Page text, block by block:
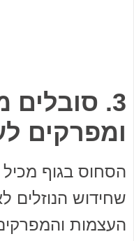
3.
ומפרקים
שחידוש הנוזלים
העצמות